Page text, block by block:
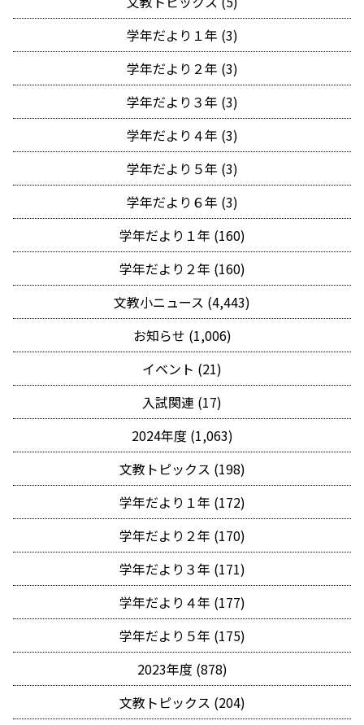
学年だより１年 (3)
学年だより２年 (3)
学年だより３年 (3)
学年だより４年 (3)
学年だより５年 (3)
学年だより６年 (3)
学年だより１年 (160)
学年だより２年 (160)
文教小ニュース (4,443)
お知らせ (1,006)
イベント (21)
入試関連 (17)
2024年度 (1,063)
文教トピックス (198)
学年だより１年 (172)
学年だより２年 (170)
学年だより３年 (171)
学年だより４年 (177)
学年だより５年 (175)
2023年度 (878)
文教トピックス (204)